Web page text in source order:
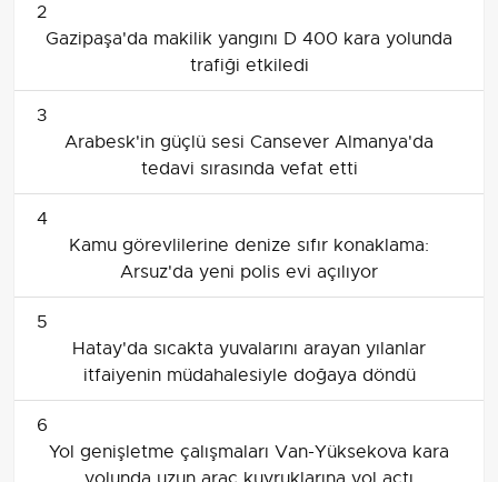
2
Gazipaşa'da makilik yangını D 400 kara yolunda
trafiği etkiledi
3
Arabesk'in güçlü sesi Cansever Almanya'da
tedavi sırasında vefat etti
4
Kamu görevlilerine denize sıfır konaklama:
Arsuz'da yeni polis evi açılıyor
5
Hatay'da sıcakta yuvalarını arayan yılanlar
itfaiyenin müdahalesiyle doğaya döndü
6
Yol genişletme çalışmaları Van-Yüksekova kara